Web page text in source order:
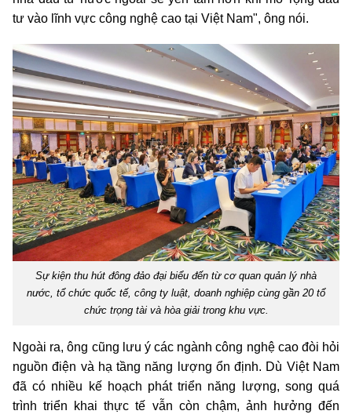
tư vào lĩnh vực công nghệ cao tại Việt Nam", ông nói.
Sự kiện thu hút đông đảo đại biểu đến từ cơ quan quản lý nhà
nước, tổ chức quốc tế, công ty luật, doanh nghiệp cùng gần 20 tổ
chức trọng tài và hòa giải trong khu vực.
Ngoài ra, ông cũng lưu ý các ngành công nghệ cao đòi hỏi
nguồn điện và hạ tầng năng lượng ổn định. Dù Việt Nam
đã có nhiều kế hoạch phát triển năng lượng, song quá
trình triển khai thực tế vẫn còn chậm, ảnh hưởng đến